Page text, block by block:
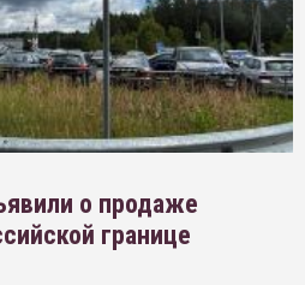
о продаже
границе